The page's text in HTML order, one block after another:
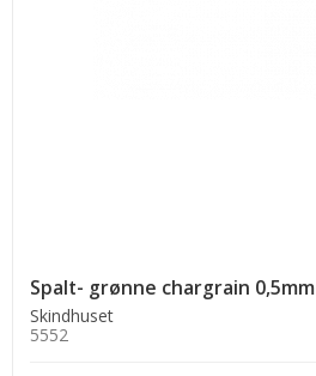
Spalt- grønne chargrain 0,5mm
Skindhuset
5552